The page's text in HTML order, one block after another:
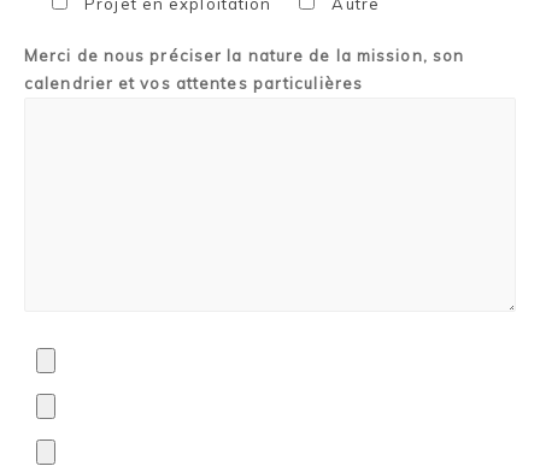
Merci de nous préciser la nature de la mission, son
calendrier et vos attentes particulières